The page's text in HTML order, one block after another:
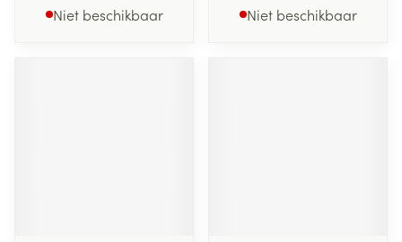
Niet beschikbaar Niet beschikbaar